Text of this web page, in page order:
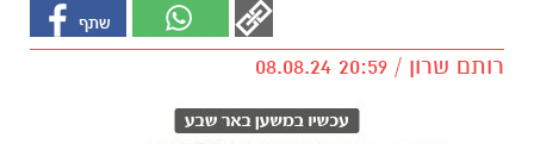
רותם שרון / 20:59 08.08.24
הפועל באר שבע, באר שבע נט